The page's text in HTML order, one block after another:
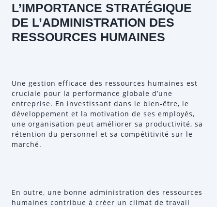
L’IMPORTANCE STRATÉGIQUE
DE L’ADMINISTRATION DES
RESSOURCES HUMAINES
Une gestion efficace des ressources humaines est
cruciale pour la performance globale d’une
entreprise. En investissant dans le bien-être, le
développement et la motivation de ses employés,
une organisation peut améliorer sa productivité, sa
rétention du personnel et sa compétitivité sur le
marché.
En outre, une bonne administration des ressources
humaines contribue à créer un climat de travail